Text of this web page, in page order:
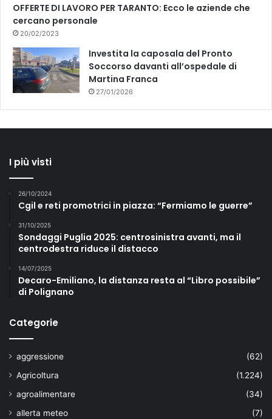
OFFERTE DI LAVORO PER TARANTO: Ecco le aziende che
cercano personale
20/02/2023
Investita la caposala del Pronto
Soccorso davanti all’ospedale di
Martina Franca
27/01/2026
I più visti
26/10/2024
Cgil e reti promotrici in piazza: “Fermiamo le guerre”
31/10/2025
Sondaggi Puglia 2025: centrosinistra avanti, ma il
centrodestra riduce il distacco
14/07/2025
Decaro-Emiliano, la distanza resta al “Libro possibile”
di Polignano
Categorie
aggressione
(62)
Agricoltura
(1.224)
agroalimentare
(34)
allerta meteo
(7)